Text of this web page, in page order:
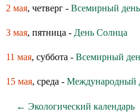
2 мая, четверг - Всемирный
3 мая, пятница - День Солнца
11 мая, суббота - Всемирный
15 мая, среда - Международный
← Экологический календарь